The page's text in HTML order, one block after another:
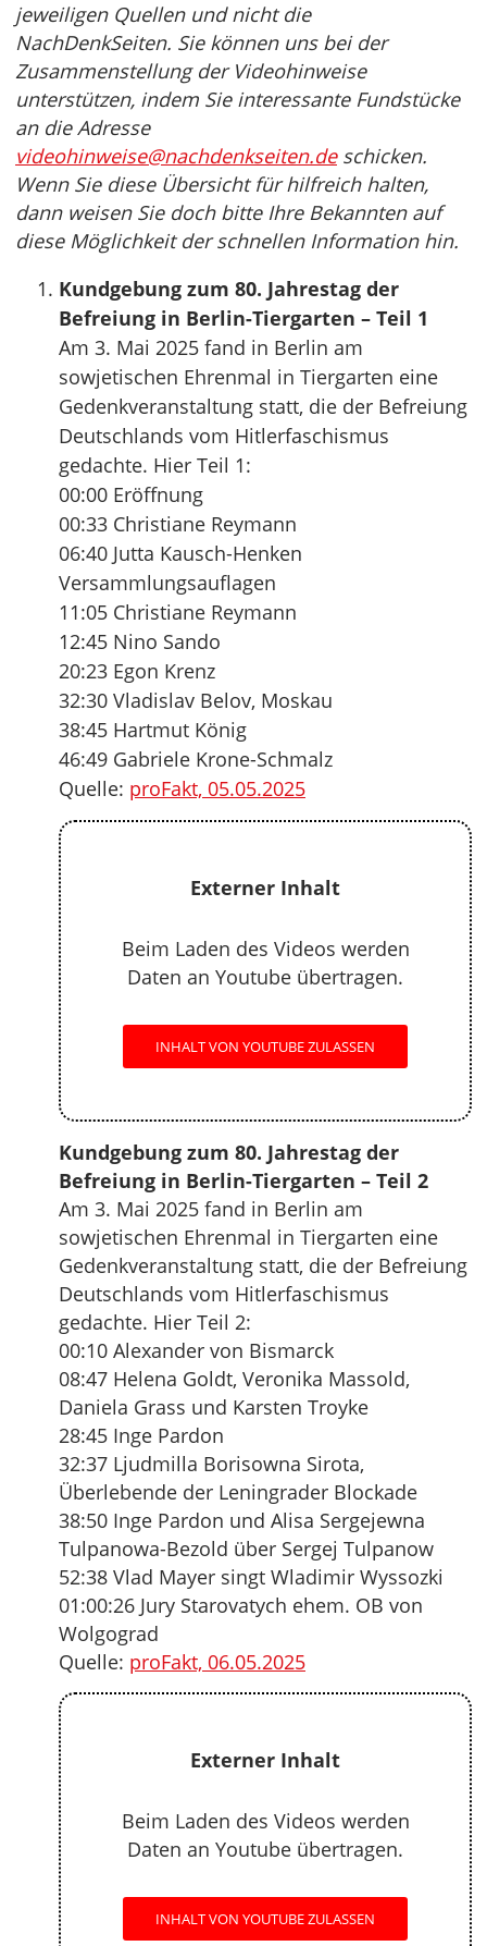
jeweiligen Quellen und nicht die
NachDenkSeiten. Sie können uns bei der
Zusammenstellung der Videohinweise
unterstützen, indem Sie interessante Fundstücke
an die Adresse
videohinweise@nachdenkseiten.deschicken.
Wenn Sie diese Übersicht für hilfreich halten,
dann weisen Sie doch bitte Ihre Bekannten auf
diese Möglichkeit der schnellen Information hin.
Kundgebung zum 80. Jahrestag der
Befreiung in Berlin-Tiergarten – Teil 1
Am 3. Mai 2025 fand in Berlin am
sowjetischen Ehrenmal in Tiergarten eine
Gedenkveranstaltung statt, die der Befreiung
Deutschlands vom Hitlerfaschismus
gedachte. Hier Teil 1:
00:00 Eröffnung
00:33 Christiane Reymann
06:40 Jutta Kausch-Henken
Versammlungsauflagen
11:05 Christiane Reymann
12:45 Nino Sando
20:23 Egon Krenz
32:30 Vladislav Belov, Moskau
38:45 Hartmut König
46:49 Gabriele Krone-Schmalz
Quelle: proFakt, 05.05.2025
Externer Inhalt
Beim Laden des Videos werden
Daten an Youtube übertragen.
INHALT VON YOUTUBE ZULASSEN
Kundgebung zum 80. Jahrestag der
Befreiung in Berlin-Tiergarten – Teil 2
Am 3. Mai 2025 fand in Berlin am
sowjetischen Ehrenmal in Tiergarten eine
Gedenkveranstaltung statt, die der Befreiung
Deutschlands vom Hitlerfaschismus
gedachte. Hier Teil 2:
00:10 Alexander von Bismarck
08:47 Helena Goldt, Veronika Massold,
Daniela Grass und Karsten Troyke
28:45 Inge Pardon
32:37 Ljudmilla Borisowna Sirota,
Überlebende der Leningrader Blockade
38:50 Inge Pardon und Alisa Sergejewna
Tulpanowa-Bezold über Sergej Tulpanow
52:38 Vlad Mayer singt Wladimir Wyssozki
01:00:26 Jury Starovatych ehem. OB von
Wolgograd
Quelle: proFakt, 06.05.2025
Externer Inhalt
Beim Laden des Videos werden
Daten an Youtube übertragen.
INHALT VON YOUTUBE ZULASSEN